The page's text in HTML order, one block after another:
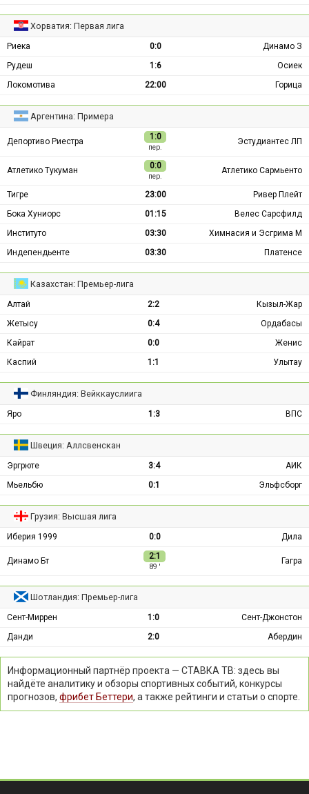
Хорватия: Первая лига
Риека 0:0
Динамо З
Рудеш
1:6
Осиек
Локомотива
22:00 Горица
Аргентина: Примера
Депортиво Риестра 1:0
пер.
Эстудиантес ЛП
Атлетико Тукуман 0:0
пер.
Атлетико Сармьенто
Тигре 23:00
Ривер Плейт
Бока Хуниорс
01:15
Велес Сарсфилд
Институто
03:30
Химнасия и Эсгрима М
Индепендьенте
03:30 Платенсе
Казахстан: Премьер-лига
Алтай 2:2
Кызыл-Жар
Жетысу
0:4
Ордабасы
Кайрат
0:0
Женис
Каспий
1:1 Улытау
Финляндия: Вейккауслиига
Яро 1:3 ВПС
Швеция: Аллсвенскан
Эргрюте 3:4
АИК
Мьельбю
0:1 Эльфсборг
Грузия: Высшая лига
Иберия 1999 0:0 Дила
Динамо Бт 2:1
89 ′
Гагра
Шотландия: Премьер-лига
Сент-Миррен 1:0
Сент-Джонстон
Данди
2:0 Абердин
Информационный партнёр проекта — СТАВКА ТВ: здесь вы
найдёте аналитику и обзоры спортивных событий, конкурсы
прогнозов, фрибет Беттери, а также рейтинги и статьи о спорте.